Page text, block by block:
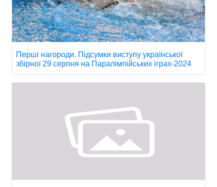
Перші нагороди. Підсумки виступу української
збірної 29 серпня на Паралімпійських іграх-2024